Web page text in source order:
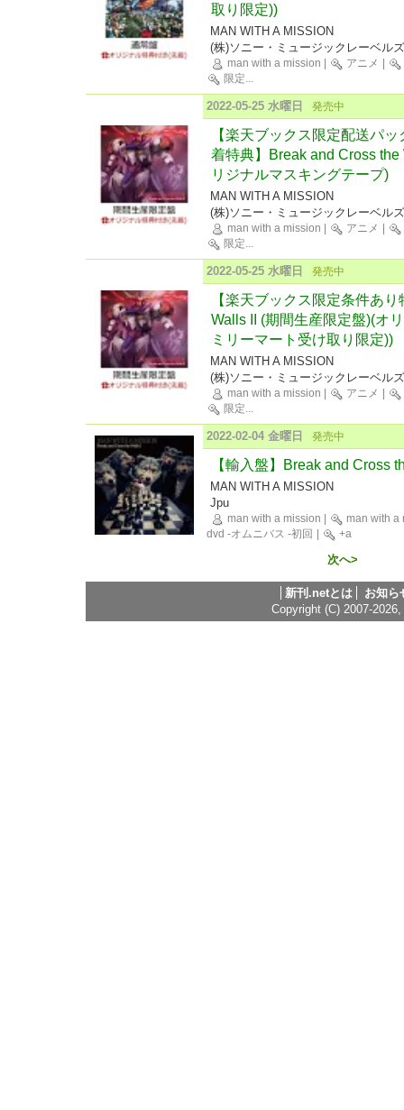
取り限定))
MAN WITH A MISSION
(株)ソニー・ミュージックレーベルズ
man with a mission アニメ
限定...
2022-05-25 水曜日 発売中
【楽天ブックス限定配送パ
着特典】Break and Cross
リジナルマスキングテープ)
MAN WITH A MISSION
(株)ソニー・ミュージックレーベルズ
man with a mission アニメ
限定...
2022-05-25 水曜日 発売中
【楽天ブックス限定条件あ
Walls II (期間生産限定盤)(オ
ミリーマート受け取り限定))
MAN WITH A MISSION
(株)ソニー・ミュージックレーベルズ
man with a mission アニメ
限定...
2022-02-04 金曜日 発売中
【輸入盤】Break and Cross
MAN WITH A MISSION
Jpu
man with a mission
man with a
dvd -オムニバス -初回
+a
次へ>
新刊.netとは
お知ら
Copyright (C) 2007-2026,